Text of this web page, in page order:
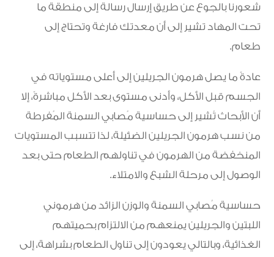
شعورنا بالجوع عن طريق إرسال رسالة إلى منطقة ما
تحت المهاد تشير إلى أن معدتك فارغة وتحتاج إلى
طعام.
عادةً ما يصل هرمون الجريلين إلى أعلى مستوياته في
الجسم قبل الأكل، وأدنى مستوى بعد الأكل مباشرةً، إلا
أن الأبحاث تُشير إلى حساسية مُصابي السمنة المُفرطة
من نسب هرمون الجريلين الضئيلة، لذا تتسبب المستويات
المنخفضة من الهرمون في تناولهم الطعام حتى بعد
الوصول إلى مرحلة الشبع والامتلاء.
حساسية مُصابي السمنة والوزن الزائد من هرموني
اللبتين والجريلين يمنعهم من الالتزام بحميتهم
الغذائية، وبالتالي يعودون إلى تناول الطعام بشراهة، إلى